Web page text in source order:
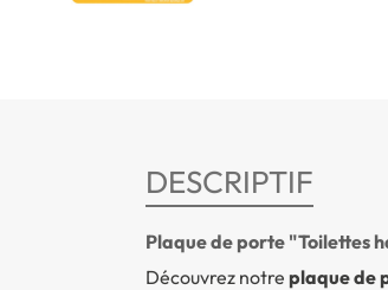
DESCRIPTIF
Plaque de porte "Toilettes
Découvrez notre plaque de